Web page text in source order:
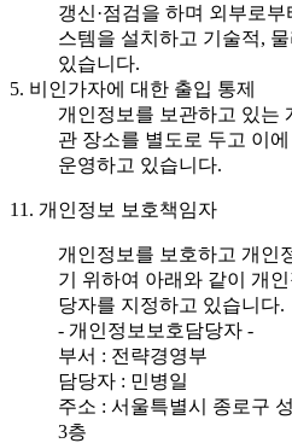
갱신·점검을 하며 외부로
스템을 설치하고 기술적,
있습니다.
5. 비인가자에 대한 출입 통제
개인정보를 보관하고 있는
관 장소를 별도로 두고 이
운영하고 있습니다.
11. 개인정보 보호책임자
개인정보를 보호하고 개인
기 위하여 아래와 같이 개
당자를 지정하고 있습니다.
- 개인정보보호담당자 -
부서 : 전략경영부
담당자 : 민병일
주소 : 서울특별시 종로구
3층